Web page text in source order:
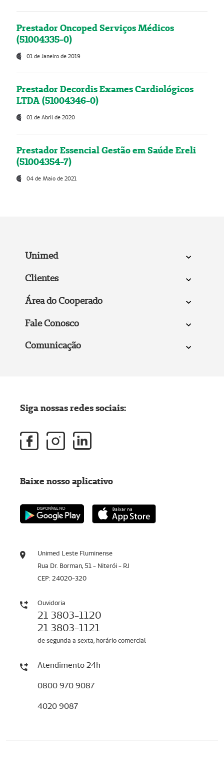
Prestador Oncoped Serviços Médicos
(51004335-0)
01 de Janeiro de 2019
Prestador Decordis Exames Cardiológicos
LTDA (51004346-0)
01 de Abril de 2020
Prestador Essencial Gestão em Saúde Ereli
(51004354-7)
04 de Maio de 2021
Unimed
Clientes
Área do Cooperado
Fale Conosco
Comunicação
Unimed Leste Fluminense
Rua Dr. Borman, 51 - Niterói - RJ
CEP: 24020-320
Ouvidoria
21 3803-1120
21 3803-1121
de segunda a sexta, horário comercial
Atendimento 24h
0800 970 9087
4020 9087
Siga nossas redes sociais:
Baixe nosso aplicativo